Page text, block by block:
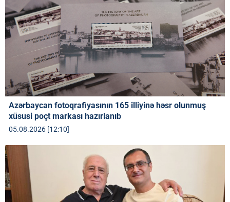
Azərbaycan fotoqrafiyasının 165 illiyinə həsr olunmuş
xüsusi poçt markası hazırlanıb
05.08.2026 [12:10]